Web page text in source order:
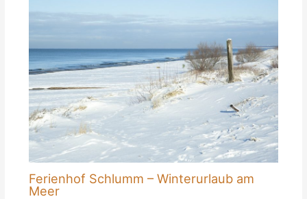
Ferienhof Schlumm – Winterurlaub am
Meer